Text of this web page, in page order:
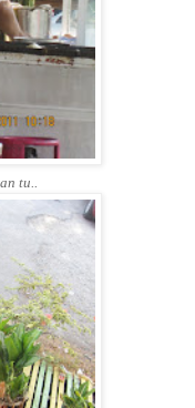
tu..